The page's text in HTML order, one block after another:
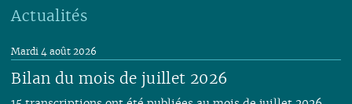
Actualités
Bilan du mois de juillet 2026
Mardi 4 août 2026